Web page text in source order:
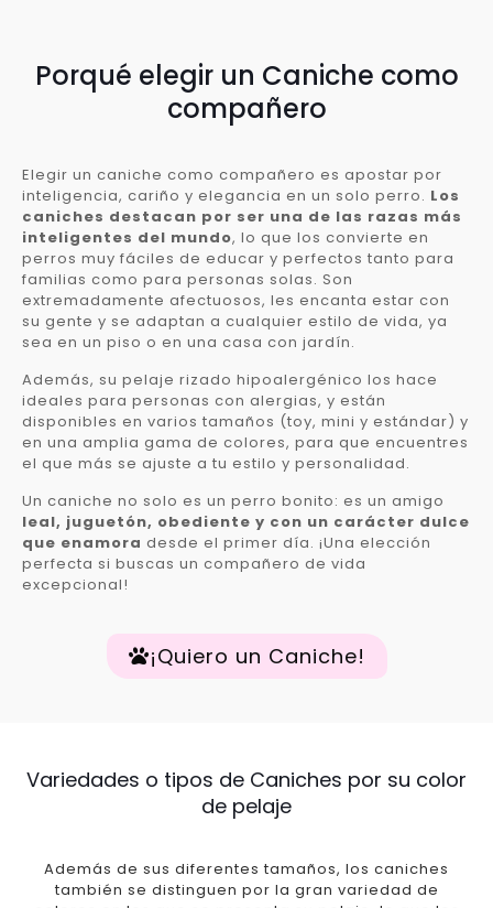
Porqué elegir un Caniche como
compañero
Elegir un caniche como compañero es apostar por
inteligencia, cariño y elegancia en un solo perro. Los
caniches destacan por ser una de las razas más
inteligentes del mundo, lo que los convierte en
perros muy fáciles de educar y perfectos tanto para
familias como para personas solas. Son
extremadamente afectuosos, les encanta estar con
su gente y se adaptan a cualquier estilo de vida, ya
sea en un piso o en una casa con jardín.
Además, su pelaje rizado hipoalergénico los hace
ideales para personas con alergias, y están
disponibles en varios tamaños (toy, mini y estándar) y
en una amplia gama de colores, para que encuentres
el que más se ajuste a tu estilo y personalidad.
Un caniche no solo es un perro bonito: es un amigo
leal, juguetón, obediente y con un carácter dulce
que enamora desde el primer día. ¡Una elección
perfecta si buscas un compañero de vida
excepcional!
¡Quiero un Caniche!
Variedades o tipos de Caniches por su color
de pelaje
Además de sus diferentes tamaños, los caniches
también se distinguen por la gran variedad de